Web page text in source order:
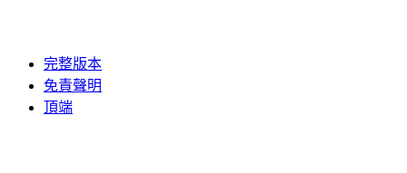
完整版本
免責聲明
頂端